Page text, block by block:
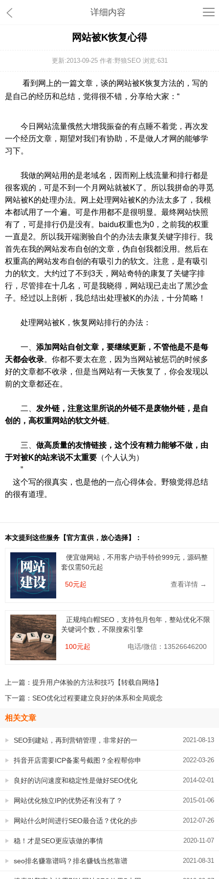
详细内容
网站被K恢复心得
更新:2013-09-25 作者:野狼SEO 浏览:631
看到网上的一篇文章，谈的网站被K恢复方法的，写的
是自己的经历和总结，觉得很不错，分享给大家：“
今日网站流量俄然大增我振奋的有点睡不着觉，再次发
一个经历文章，期望对我们有协助，不是做人才网的能够学
习下。
我做的网站用的是老域名，因而刚上线流量和排行都是
很客观的，可是不到一个月网站就被K了。所以我拼命的寻觅
网站被K的处理办法。网上处理网站被K的办法太多了，我根
本都试用了一个遍。可是作用都不是很明显。最终网站快照
有了，可是排行仍是没有。baidu权重也为0，之前我的权重
一直是2。所以我开端测验自个的办法去康复关键字排行。我
首先在我的网站发布自创的文章，伪自创我都没用。然后在
权重高的网站发布自创的有吸引力的软文。注意，是有吸引
力的软文。大约过了不到3天，网站奇特的康复了关键字排
行，尽管排在十几名，可是我晓得，网站现已走出了黑沙盒
子。经过以上剖析，我总结出处理被K的办法，十分简略！
处理网站被K，恢复网站排行的办法：
一、 添加网站自创文章，要继续更新，不管他是不是每
天都会收录。你都不要太在意，因为当网站被惩罚的时候多
好的文章都不收录，但是当网站有一天恢复了，你会发现以
前的文章都还在。
二、 发外链，注意这里所说的外链不是废物外链，是自
创的，高权重网站的软文外链。
三、 做高质量的友情链接，这个没有精力能够不做，由
于对被K的站来说不太重要 （个人认为）
”
这个写的很真实，也是他的一点心得体会。野狼觉得总结
的很有道理。
本文提到这些服务【官方直供，放心选择】：
便宜做网站，不用客户动手特价999元，源码整
套仅需50元起
50元起 查看详情 →
正规纯白帽SEO，支持包月包年，整站优化不限
关键词个数，不限搜索引擎
100元起 电话/微信：13526646200
上一篇： 提升用户体验的方法和技巧【转载自网络】
下一篇： SEO优化过程要建立良好的体系和全局观念
相关文章
2021-08-13
SEO到建站，再到营销管理，非常好的一
条学习之路 2022-03-26
抖音开店需要ICP备案号截图？全程帮你申
请，快速高效 2014-02-01
良好的访问速度和稳定性是做好SEO优化
和关键字排名的前提条件 2015-01-06
网站优化独立IP的优势还有没有了？
2012-07-26
网站什么时间进行SEO最合适？优化的步
骤应该是怎样的? 2020-11-07
稳！才是SEO更应该做的事情
2021-08-31
seo排名赚靠谱吗？排名赚钱当然靠谱